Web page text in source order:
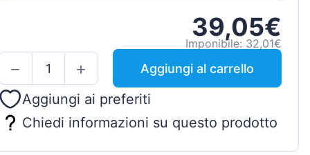
39,05€
Imponibile: 32,01€
Aggiungi al carrello
Aggiungi ai preferiti
Chiedi informazioni su questo prodotto